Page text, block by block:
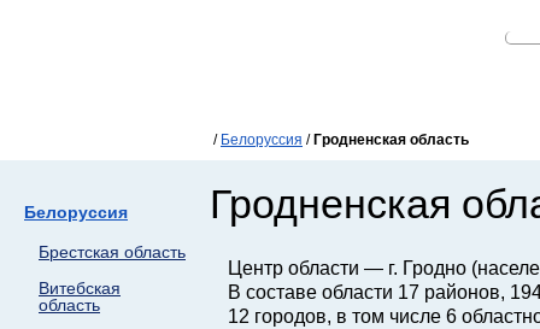
/ Белоруссия / Гродненская область
Белоруссия
Брестская область
Витебская
область
Гродненская
Центр области — г. Гродно
В составе области 17 районов,
12 городов, в том числе 6